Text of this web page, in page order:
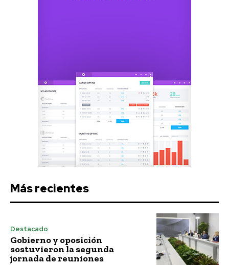
Más recientes
Destacado
Gobierno y oposición
sostuvieron la segunda
jornada de reuniones